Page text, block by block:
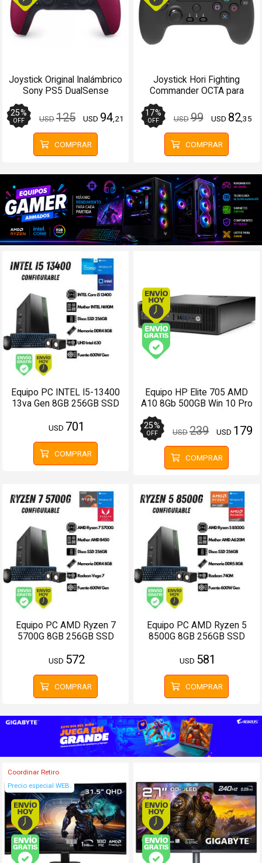
Joystick Original Inalámbrico
Sony PS5 DualSense
25%
OFF USD125 USD 94,21
COMPRAR
Joystick Hori Fighting
Commander OCTA para
PS5PS4PC Cableado
17%
OFF USD99 USD 82,35
COMPRAR
Equipo PC INTEL I5-13400
13va Gen 8GB 256GB SSD
USD 701
COMPRAR
Equipo HP Elite 705 AMD
A10 8Gb 500GB Win 10 Pro
25%
OFF USD239 USD 179
COMPRAR
Equipo PC AMD Ryzen 7
5700G 8GB 256GB SSD
USD 572
COMPRAR
Equipo PC AMD Ryzen 5
8500G 8GB 256GB SSD
USD 581
COMPRAR
Coordinar Retiro
Precio especial WEB.
Envío hoy. Comprando antes de 13Hs. Envío hoy.